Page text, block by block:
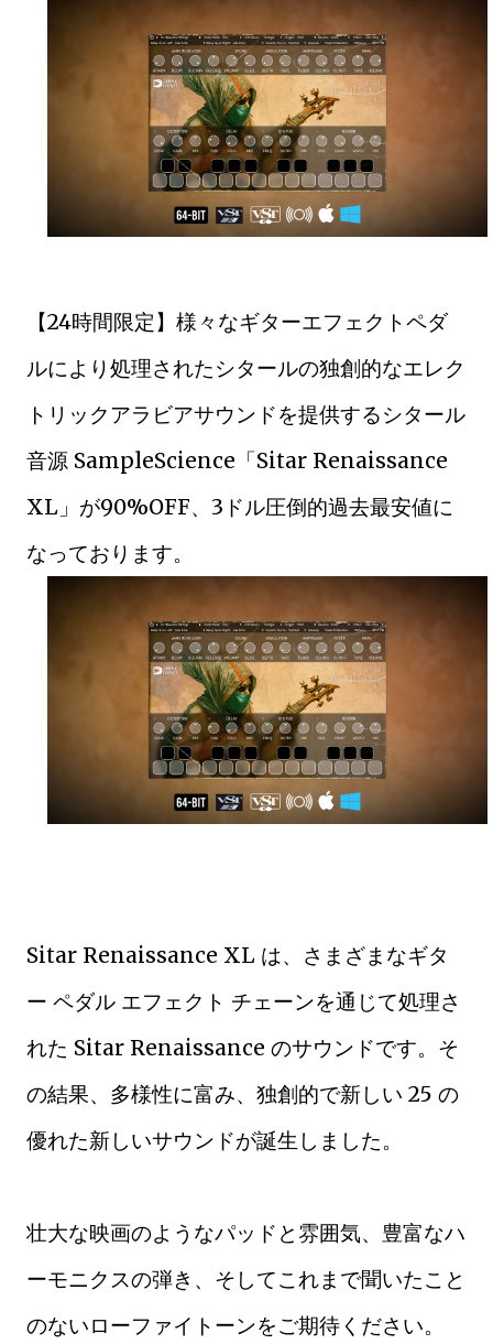
【24時間限定】様々なギターエフェクトペダ
ルにより処理されたシタールの独創的なエレク
トリックアラビアサウンドを提供するシタール
音源 SampleScience「Sitar Renaissance
XL」が90%OFF、3ドル圧倒的過去最安値に
なっております。
Sitar Renaissance XL は、さまざまなギタ
ー ペダル エフェクト チェーンを通じて処理さ
れた Sitar Renaissance のサウンドです。そ
の結果、多様性に富み、独創的で新しい 25 の
優れた新しいサウンドが誕生しました。
壮大な映画のようなパッドと雰囲気、豊富なハ
ーモニクスの弾き、そしてこれまで聞いたこと
のないローファイトーンをご期待ください。